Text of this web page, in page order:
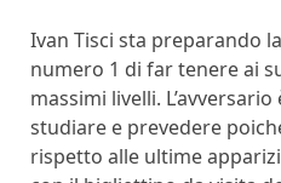
Ivan Tisci sta preparando
numero 1 di far tenere ai
massimi livelli.
studiare e prevedere
rispetto alle ultime